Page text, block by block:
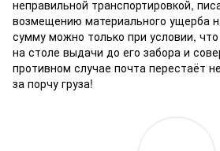
неправильной транспортировкой,
возмещению материального ущерба
сумму можно только при условии,
на столе выдачи до его забора и
противном случае почта перестаёт
за порчу груза!